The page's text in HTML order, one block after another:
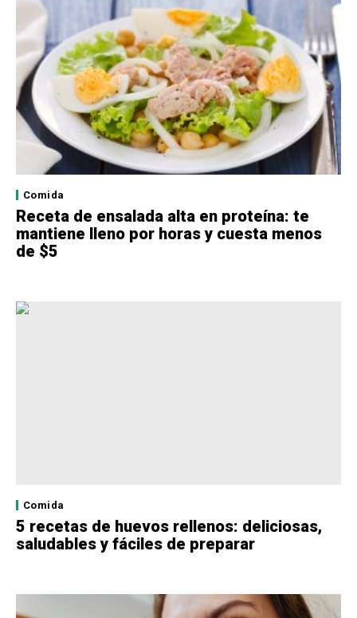
Comida
Receta de ensalada alta en proteína: te
mantiene lleno por horas y cuesta menos
de $5
Comida
5 recetas de huevos rellenos: deliciosas,
saludables y fáciles de preparar